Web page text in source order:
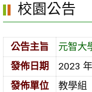
校園公告
公告主旨
元智大
發佈日期
2023
發佈單位
教學組